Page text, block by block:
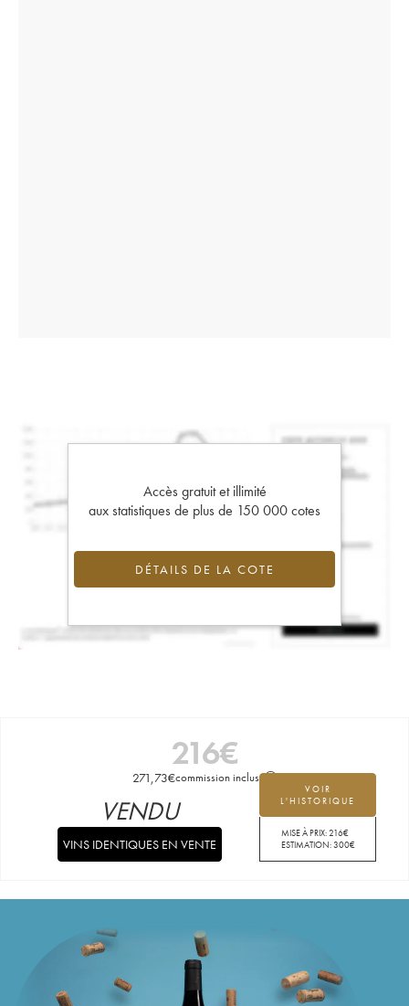
Accès gratuit et illimité
aux statistiques de plus de 150 000 cotes
DÉTAILS DE LA COTE
216€
271,73€commission incluse
VOIR
L'HISTORIQUE
MISE À PRIX:216€
ESTIMATION:300€
VENDU
VINS IDENTIQUES EN VENTE